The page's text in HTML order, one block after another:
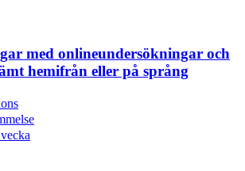
med onlineundersökningar och
hemifrån eller på språng